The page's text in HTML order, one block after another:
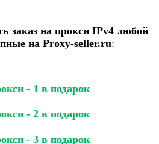
заказ на прокси IPv4 любой
на Proxy-seller.ru:
- 1 в подарок
- 2 в подарок
- 3 в подарок